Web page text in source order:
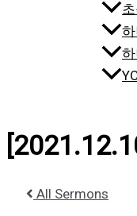
All Sermons